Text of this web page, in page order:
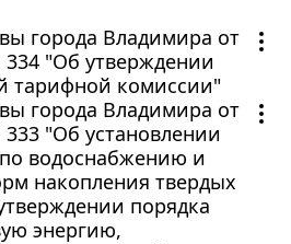
города Владимира от
334 "Об утверждении
тарифной комиссии"
города Владимира от
333 "Об установлении
водоснабжению и
накопления твердых
порядка
энергию,